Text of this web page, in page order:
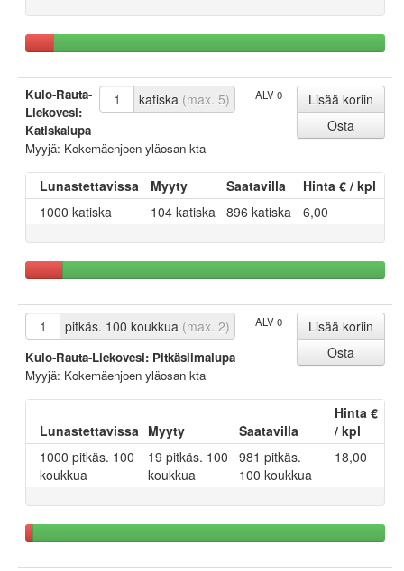
katiska (max. 5)
Kulo-Rauta-
Liekovesi:
Katiskalupa
Myyjä: Kokemäenjoen yläosan kta
ALV 0
Lunastettavissa Myyty Saatavilla
Hinta € / kpl
1000 katiska
104 katiska 896 katiska 6,00
pitkäs. 100 koukkua (max. 2)
Kulo-Rauta-Liekovesi: Pitkäsiimalupa
Myyjä: Kokemäenjoen yläosan kta
ALV 0
Lunastettavissa Myyty Saatavilla
Hinta €
/ kpl
1000 pitkäs. 100
koukkua
19 pitkäs. 100
koukkua
981 pitkäs.
100 koukkua
18,00